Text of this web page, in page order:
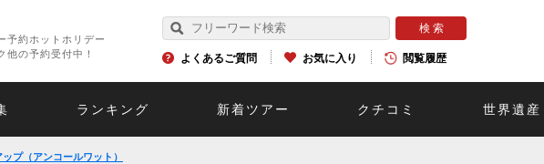
予約ホットホリデー
他の予約受付中！
よくあるご質問 お気に入り 閲覧履歴
ランキング 新着ツアー クチコミ 世界遺産
プ（アンコールワット）